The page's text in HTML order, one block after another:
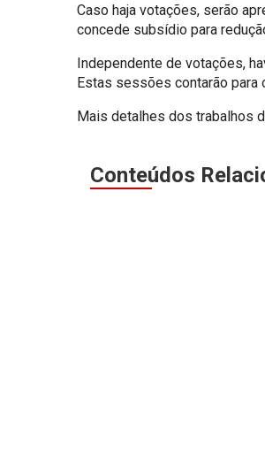
Caso haja votações, serão
concede subsídio para
Independente de votações,
Estas sessões contarão para
Mais detalhes dos trabalhos
Conteúdos